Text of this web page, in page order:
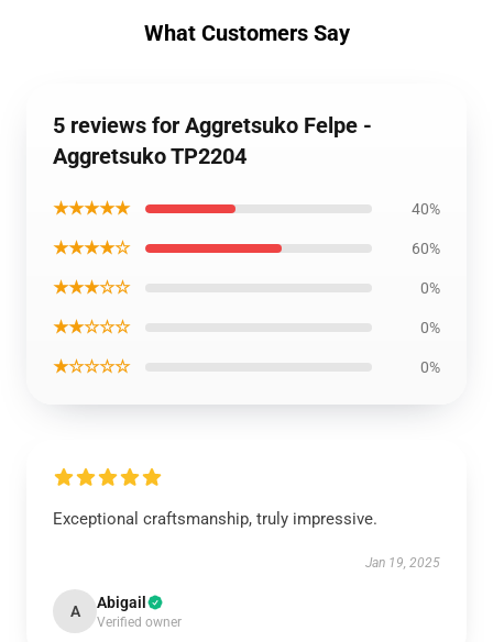
What Customers Say
5 reviews for Aggretsuko Felpe -
Aggretsuko TP2204
★★★★★ 40%
★★★★☆ 60%
★★★☆☆ 0%
★★☆☆☆ 0%
★☆☆☆☆ 0%
Exceptional craftsmanship, truly impressive.
Jan 19, 2025
A Abigail
Verified owner